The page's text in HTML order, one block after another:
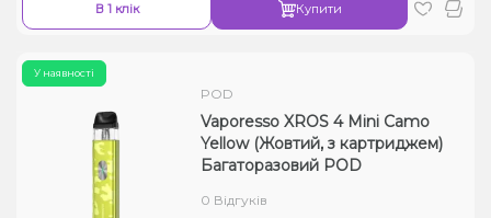
В 1 клік Купити
У наявності
POD
Vaporesso XROS 4 Mini Camo
Yellow (Жовтий, з картриджем)
Багаторазовий POD
0 Відгуків